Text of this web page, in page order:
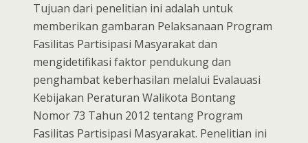
Tujuan dari penelitian ini adalah untuk
memberikan gambaran Pelaksanaan Program
Fasilitas Partisipasi Masyarakat dan
mengidetifikasi faktor pendukung dan
penghambat keberhasilan melalui Evalauasi
Kebijakan Peraturan Walikota Bontang
Nomor 73 Tahun 2012 tentang Program
Fasilitas Partisipasi Masyarakat. Penelitian ini